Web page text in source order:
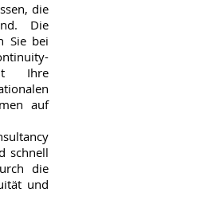
die
Die
Sie bei
Ihre
auf
schnell
die
und